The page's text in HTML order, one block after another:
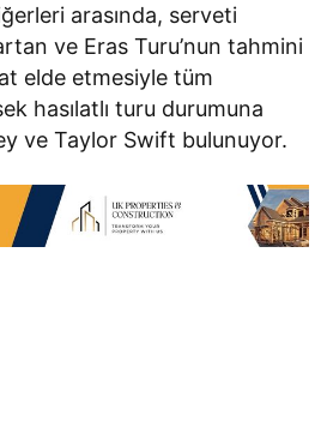
arasında, serveti
ve Eras Turu’nun tahmini
elde etmesiyle tüm
hasılatlı turu durumuna
ve Taylor Swift bulunuyor.